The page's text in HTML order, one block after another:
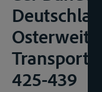
425-439